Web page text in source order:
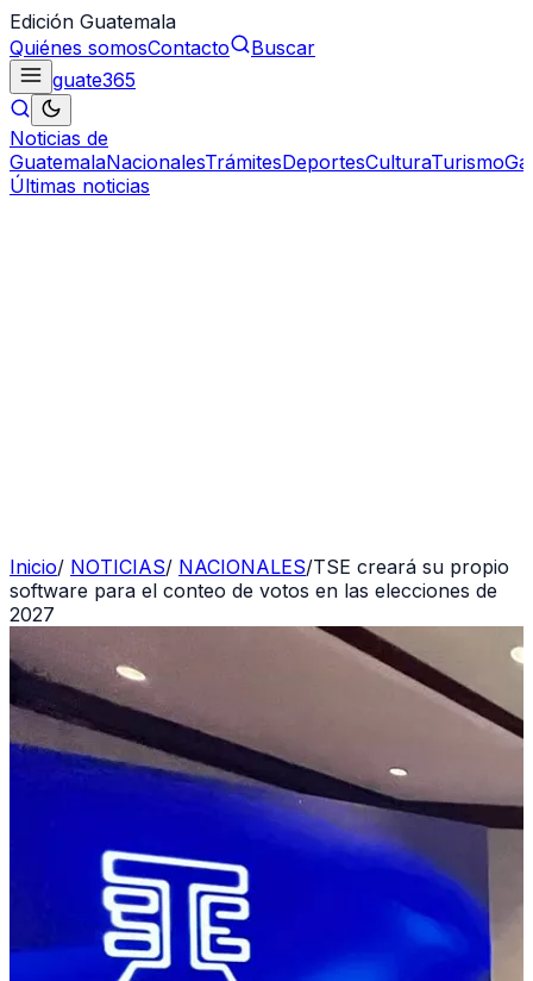
Edición Guatemala
Quiénes somosContacto
Buscar
guate365
Noticias de
GuatemalaNacionalesTrámitesDeportesCulturaTurismo
Últimas noticias
Inicio/ NOTICIAS/ NACIONALES/TSE creará su propio
software para el conteo de votos en las elecciones de
2027